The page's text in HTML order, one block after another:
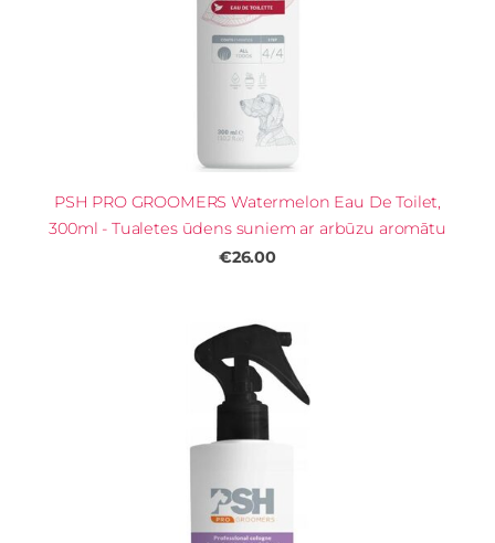
PSH PRO GROOMERS Watermelon Eau De Toilet,
300ml - Tualetes ūdens suniem ar arbūzu aromātu
€26.00